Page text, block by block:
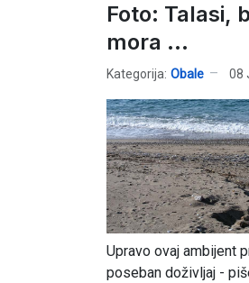
Foto: Talasi,
mora ...
Kategorija: Obale 08
Upravo ovaj ambijent
poseban doživljaj -